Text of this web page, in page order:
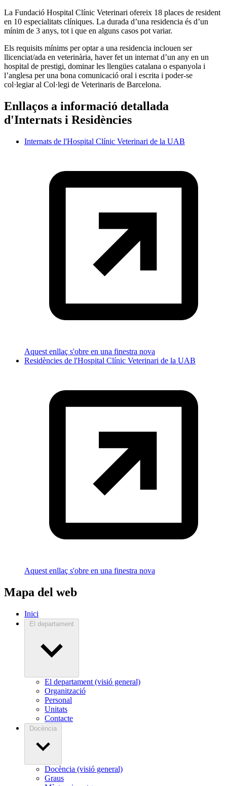
La Fundació Hospital Clínic Veterinari ofereix 18 places de resident
en 10 especialitats clíniques. La durada d’una residencia és d’un
mínim de 3 anys, tot i que en alguns casos pot variar.
Els requisits mínims per optar a una residencia inclouen ser
llicenciat/ada en veterinària, haver fet un internat d’un any en un
hospital de prestigi, dominar les llengües catalana o espanyola i
l’anglesa per una bona comunicació oral i escrita i poder-se
col·legiar al Col·legi de Veterinaris de Barcelona.
Enllaços a informació detallada
d'Internats i Residències
Internats de l'Hospital Clínic Veterinari de la UAB
Aquest enllaç s'obre en una finestra nova
Residències de l'Hospital Clínic Veterinari de la UAB
Aquest enllaç s'obre en una finestra nova
Mapa del web
Inici
El departament
El departament (visió general)
Organització
Personal
Unitats
Contacte
Docència
Docència (visió general)
Graus